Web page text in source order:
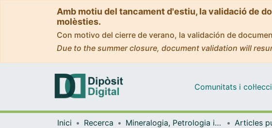
Amb motiu del tancament d'estiu, la validació de
molèsties.
Con motivo del cierre de verano, la validación de
Due to the summer closure, document validation will
Comunitats i
Inici Recerca Mineralogia, Petrologia i Geologia Aplicada